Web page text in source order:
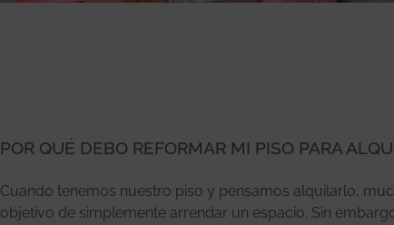
POR QUÉ DEBO REFORMAR MI PISO PARA
Cuando tenemos nuestro piso y pensamos alquilarlo,
objetivo de simplemente arrendar un espacio. Sin